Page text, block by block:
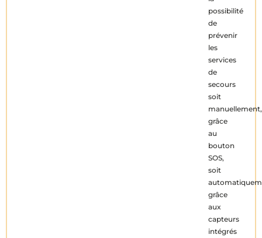
possibilité
de
prévenir
les
services
de
secours
soit
manuellement,
grâce
au
bouton
SOS,
soit
grâce
aux
capteurs
intégrés